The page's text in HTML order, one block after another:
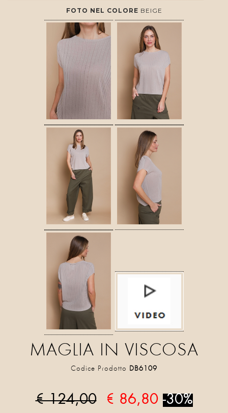
FOTO NEL COLORE BEIGE
MAGLIA IN VISCOSA
Codice Prodotto DB6109
€ 124,00 € 86,80 -30%